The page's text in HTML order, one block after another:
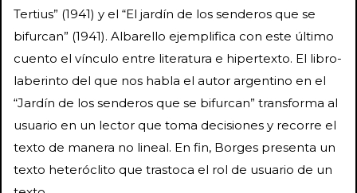
Tertius” (1941) y el “El jardín de los senderos que se
bifurcan” (1941). Albarello ejemplifica con este último
cuento el vínculo entre literatura e hipertexto. El libro-
laberinto del que nos habla el autor argentino en el
“Jardín de los senderos que se bifurcan” transforma al
usuario en un lector que toma decisiones y recorre el
texto de manera no lineal. En fin, Borges presenta un
texto heteróclito que trastoca el rol de usuario de un